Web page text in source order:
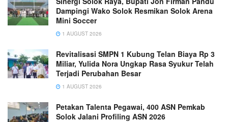
Dampingi Wako Solok Resmikan Solok Arena
Mini Soccer
1 AUGUST 2026
Revitalisasi SMPN 1 Kubung Telan Biaya Rp 3
Miliar, Yulida Nora Ungkap Rasa Syukur Telah
Terjadi Perubahan Besar
1 AUGUST 2026
Petakan Talenta Pegawai, 400 ASN Pemkab
Solok Jalani Profiling ASN 2026